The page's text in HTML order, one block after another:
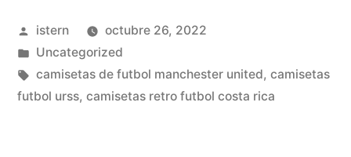
Publicado
por
istern
octubre 26, 2022
Publicado
en
Uncategorized
Etiquetas:
camisetas de futbol manchester united, camisetas
futbol urss, camisetas retro futbol costa rica